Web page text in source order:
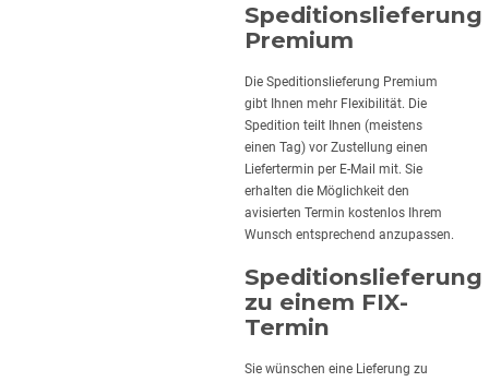
Speditionslieferung
Premium
Die Speditionslieferung Premium
gibt Ihnen mehr Flexibilität. Die
Spedition teilt Ihnen (meistens
einen Tag) vor Zustellung einen
Liefertermin per E-Mail mit. Sie
erhalten die Möglichkeit den
avisierten Termin kostenlos Ihrem
Wunsch entsprechend anzupassen.
Speditionslieferung
zu einem FIX-
Termin
Sie wünschen eine Lieferung zu